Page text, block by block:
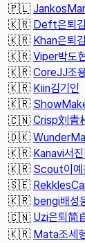
🇵🇱 Jankos
🇰🇷 Deft은퇴
🇰🇷 Khan은퇴
🇰🇷 Viper박도
🇰🇷 CoreJJ조
🇰🇷 Kiin김기인
🇰🇷
🇨🇳 Crisp刘青
🇩🇰 Wunder
🇰🇷 Kanavi서
🇰🇷 Scout이
🇸🇪 Rekkles
🇰🇷 bengi배성
🇨🇳 Uzi은퇴 简
🇰🇷 Mata조세